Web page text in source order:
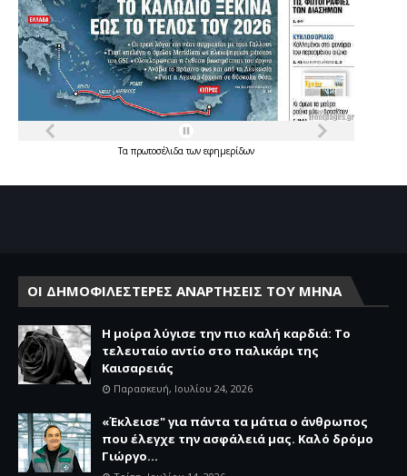
Τα πρωτοσέλιδατων εφημερίδων
ΟΙ ΔΗΜΟΦΙΛΕΣΤΕΡΕΣ ΑΝΑΡΤΗΣΕΙΣ ΤΟΥ ΜΗΝΑ
Η μοίρα λύγισε την πιο καλή καρδιά: Το
τελευταίο αντίο στο παλικάρι της
Καισαρειάς
Παρασκευή, Ιουλίου 24, 2026
«Έκλεισε" για πάντα τα μάτια ο άνθρωπος
που έλεγχε την ασφάλειά μας. Καλό δρόμο
Γιώργο...